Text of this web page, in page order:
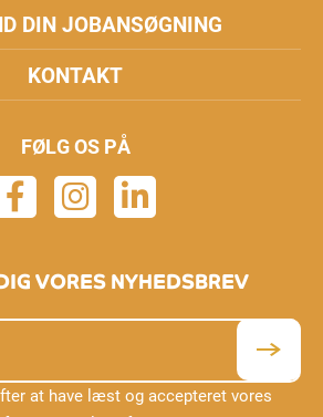
DIN JOBANSØGNING
KONTAKT
FØLG OS PÅ
VORES NYHEDSBREV
at have læst og accepteret vores